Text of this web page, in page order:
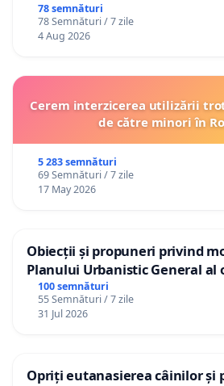
78 semnături
78 Semnături / 7 zile
4 Aug 2026
Cerem interzicerea utilizării
de către minori în
5 283 semnături
69 Semnături / 7 zile
17 May 2026
Obiecții și propuneri privind
Planului Urbanistic General al
100 semnături
55 Semnături / 7 zile
31 Jul 2026
Opriți eutanasierea câinilor și